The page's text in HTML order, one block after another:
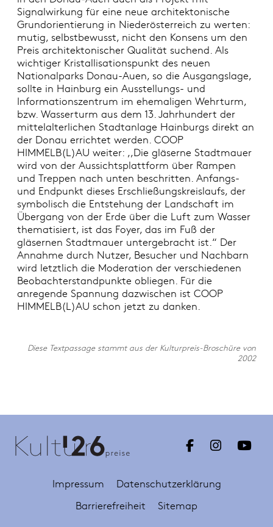
Signalwirkung für eine neue architektonische
Grundorientierung in Niederösterreich zu werten:
mutig, selbstbewusst, nicht den Konsens um den
Preis architektonischer Qualität suchend. Als
wichtiger Kristallisationspunkt des neuen
Nationalparks Donau-Auen, so die Ausgangslage,
sollte in Hainburg ein Ausstellungs- und
Informationszentrum im ehemaligen Wehrturm,
bzw. Wasserturm aus dem 13. Jahrhundert der
mittelalterlichen Stadtanlage Hainburgs direkt an
der Donau errichtet werden. COOP
HIMMELB(L)AU weiter: ,,Die gläserne Stadtmauer
wird von der Aussichtsplattform über Rampen
und Treppen nach unten beschritten. Anfangs-
und Endpunkt dieses Erschließungskreislaufs, der
symbolisch die Entstehung der Landschaft im
Übergang von der Erde über die Luft zum Wasser
thematisiert, ist das Foyer, das im Fuß der
gläsernen Stadtmauer untergebracht ist.“ Der
Annahme durch Nutzer, Besucher und Nachbarn
wird letztlich die Moderation der verschiedenen
Beobachterstandpunkte obliegen. Für die
anregende Spannung dazwischen ist COOP
HIMMELB(L)AU schon jetzt zu danken.
Diese Textpassage stammt aus der Kulturpreis-Broschüre von
2002
Impressum
Datenschutzerklärung
Barrierefreiheit
Sitemap